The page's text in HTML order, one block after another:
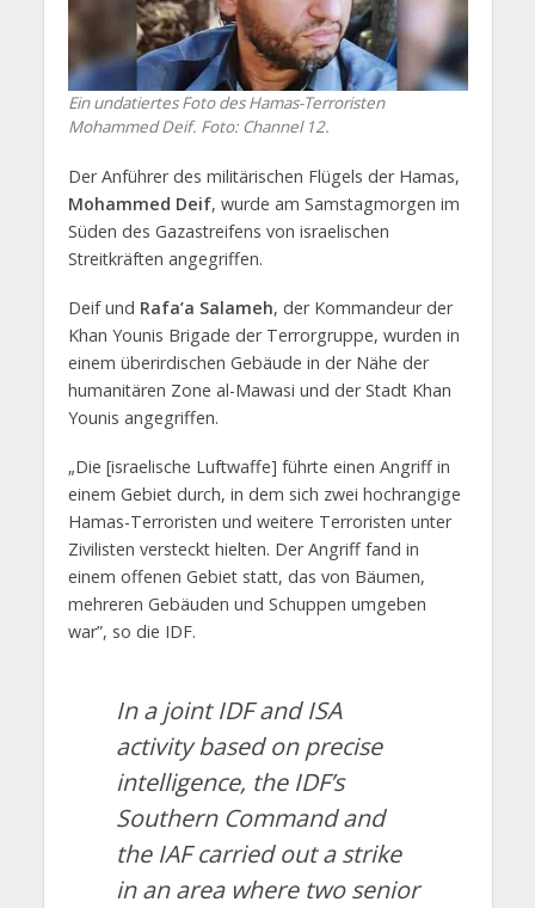
Ein undatiertes Foto des Hamas-Terroristen
Mohammed Deif. Foto: Channel 12.
Der Anführer des militärischen Flügels der Hamas,
Mohammed Deif, wurde am Samstagmorgen im
Süden des Gazastreifens von israelischen
Streitkräften angegriffen.
Deif und Rafa’a Salameh, der Kommandeur der
Khan Younis Brigade der Terrorgruppe, wurden in
einem überirdischen Gebäude in der Nähe der
humanitären Zone al-Mawasi und der Stadt Khan
Younis angegriffen.
„Die [israelische Luftwaffe] führte einen Angriff in
einem Gebiet durch, in dem sich zwei hochrangige
Hamas-Terroristen und weitere Terroristen unter
Zivilisten versteckt hielten. Der Angriff fand in
einem offenen Gebiet statt, das von Bäumen,
mehreren Gebäuden und Schuppen umgeben
war”, so die IDF.
In a joint IDF and ISA
activity based on precise
intelligence, the IDF’s
Southern Command and
the IAF carried out a strike
in an area where two senior